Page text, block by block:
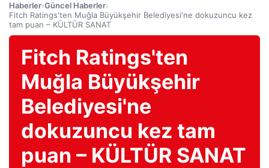
Haberler›Güncel Haberler›
Fitch Ratings'ten Muğla Büyükşehir Belediyesi'ne dokuzuncu kez
tam puan – KÜLTÜR SANAT
Fitch Ratings'ten
Muğla Büyükşehir
Belediyesi'ne
dokuzuncu kez tam
puan – KÜLTÜR SANAT